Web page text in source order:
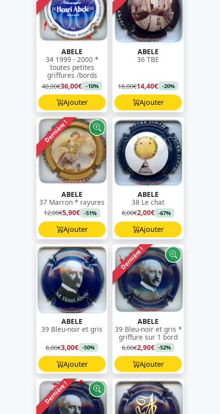
ABELE
34 1999 - 2000 *
toutes petites
griffures /bords
40,00€36,00€ -10%
Ajouter
ABELE
36 TBE
18,00€14,40€ -20%
Ajouter
Dernière !
ABELE
37 Marron * rayures
12,00€5,90€ -51%
Ajouter
ABELE
38 Le chat
6,00€2,00€ -67%
Ajouter
ABELE
39 Bleu-noir et gris
6,00€3,00€ -50%
Ajouter
Dernière !
ABELE
39 Bleu-noir et gris *
griffure sur 1 bord
6,00€2,90€ -52%
Ajouter
Dernière !